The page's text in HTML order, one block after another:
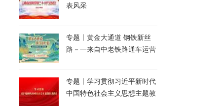
表风采
专题丨黄金大通道 钢铁新丝
路－一来自中老铁路通车运营
专题丨学习贯彻习近平新时代
中国特色社会主义思想主题教